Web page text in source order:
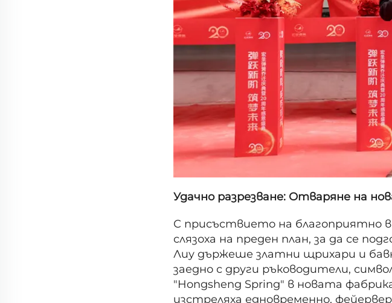
Удачно разрезване: Отваряне на
С присъствието на благоприятно
слязоха на преден план, за да се
Лиу държеше златни щрихари и
заедно с други ръководители,
"Hongsheng Spring" в новата
изстреляха едновременно,